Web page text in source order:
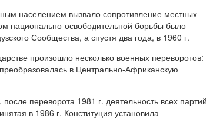
населением вызвало сопротивление местных
национально-освободительной борьбы было
Сообщества, а спустя два года, в 1960 г.
произошло несколько военных переворотов:
в Центрально-Африканскую
переворота 1981 г. деятельность всех партий
в 1986 г. Конституция установила